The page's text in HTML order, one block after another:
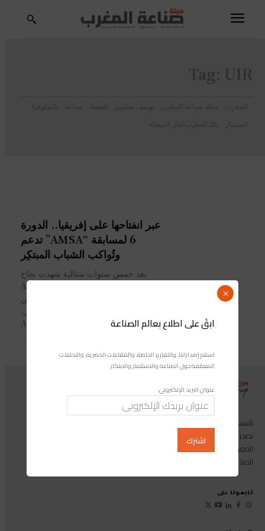
Tag: UIR
المغرب مجلة صناعة المغرب يوسف يعكوبي اقتصاد صناعة
تكنولوجيا
استثمار
بنك المغرب الدار البيضاء
عبر انفتاحها على إفريقيا.. الدورة
6 لمسابقة “AMSA” تدعم
وتُواكب الشباب المبتكِر
بعد خمس سنوات متتالية شهدت نجاح
الدورات السابقة، أعلنت ALTEN
DELIVERY CENTER MAROC عن
إطلاق الدورة السادسة من حَدثها البارز،
مسابقة (ALTEN MOROCCO
تصدر المجلة الرائدة المخصصة للصناعة والاستثمار والابتكار: مجلة «صناعة
المغرب»، بالإضافة إلى أول منصة رقمية موجهة لخدمة المهنيين في القطاع
الصناعي.
تابعونا على
ابقَ على اطلاع بعالم الصناعة
استلم إصداراتنا، والتقارير الخاصة، والمقابلات الحصرية، والتحليلات
المعمّقة حول الصناعة والاستثمار والابتكار.
عنوان البريد الإلكتروني:
×